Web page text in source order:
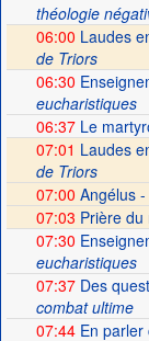
théologie
06:00 Laudes
de Triors
06:30
eucharistiques
06:37Le
07:01 Laudes
de Triors
07:00 Angélus -
07:03 Prière du
07:30
eucharistiques
07:37Des
combat ultime
07:44En parler